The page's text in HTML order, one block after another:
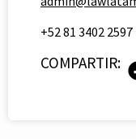
+52 81 3402 2597
COMPARTIR: